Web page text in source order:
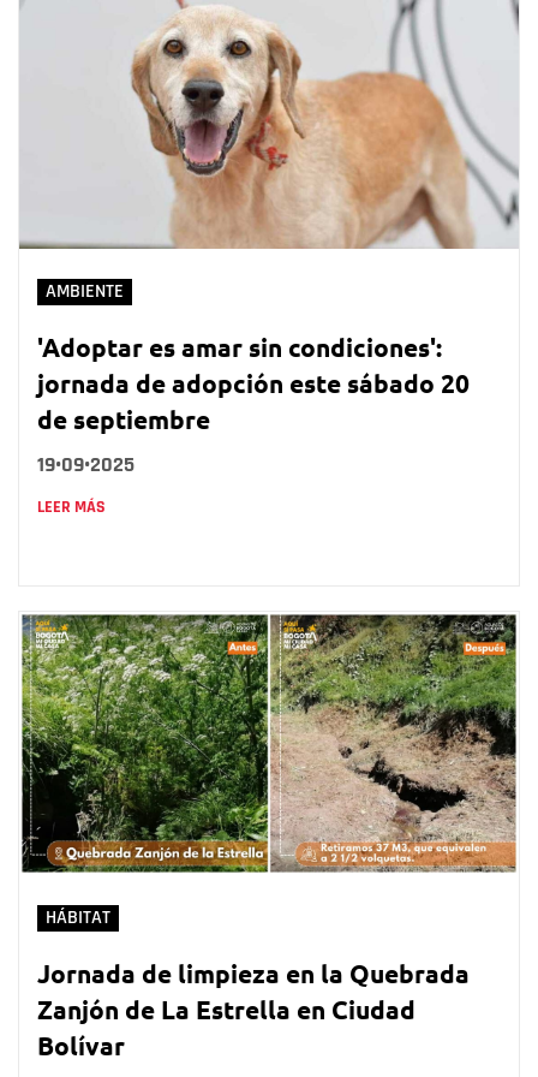
AMBIENTE
'Adoptar es amar sin condiciones':
jornada de adopción este sábado 20
de septiembre
19•09•2025
LEER MÁS
HÁBITAT
Jornada de limpieza en la Quebrada
Zanjón de La Estrella en Ciudad
Bolívar